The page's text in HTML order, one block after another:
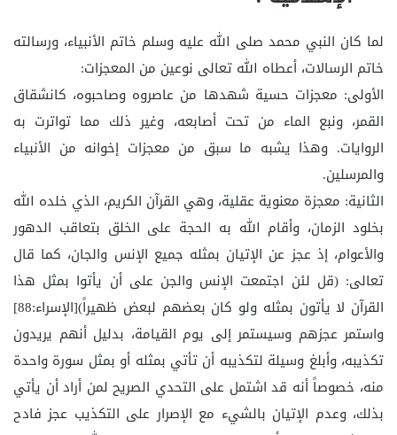
لما كان النبي محمد صلى الله عليه وسلم خاتم الأنبياء، ورسالته
خاتم الرسالات، أعطاه الله تعالى نوعين من المعجزات:
الأولى: معجزات حسية شهدها من عاصروه وصاحبوه، كانشقاق
القمر، ونبع الماء من تحت أصابعه، وغير ذلك مما تواترت به
الروايات. وهذا يشبه ما سبق من معجزات إخوانه من الأنبياء
والمرسلين.
الثانية: معجزة معنوية عقلية، وهي القرآن الكريم، الذي خلده الله
بخلود الزمان، وأقام الله به الحجة على الخلق بتعاقب الدهور
والأعوام، إذ عجز عن الإتيان بمثله جميع الإنس والجان، كما قال
تعالى: (قل لئن اجتمعت الإنس والجن على أن يأتوا بمثل هذا
القرآن لا يأتون بمثله ولو كان بعضهم لبعض ظهيراً)[الإسراء:88]
واستمر عجزهم وسيستمر إلى يوم القيامة، بدليل أنهم يريدون
تكذيبه، وأبلغ وسيلة لتكذيبه أن تأتي بمثله أو بمثل سورة واحدة
منه، خصوصاً أنه قد اشتمل على التحدي الصريح لمن أراد أن يأتي
بذلك، وعدم الإتيان بالشيء مع الإصرار على التكذيب عجز فادح